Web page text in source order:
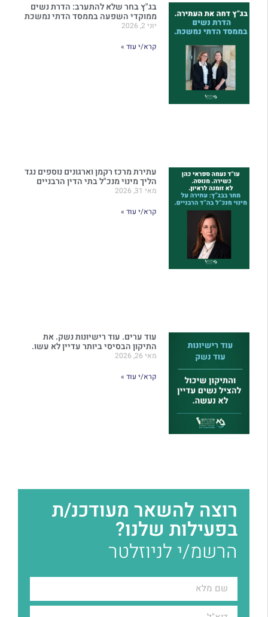
בג"ץ בחר שלא להתערב: הדרת נשים
ממוקדי השפעה בממסד הדתי נמשכת
יוני 2, 2026
קרא/י עוד »
עתירת מרכז רקמן וארגונים נוספים נגד
הליך מינוי מנכ"ל בתי הדין הרבניים
מאי 31, 2026
קרא/י עוד »
עוד ערים. עוד רישיונות נשק. את
התיקון הבסיסי ביותר עדיין לא עשו.
מאי 26, 2026
קרא/י עוד »
רוצה להשאר מעודכנ/ת
בפעילות שלנו?
הרשמ/י לניוזלטר